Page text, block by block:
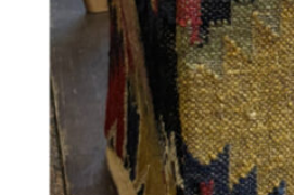
Tilføj til kurv
Se kurvKasse